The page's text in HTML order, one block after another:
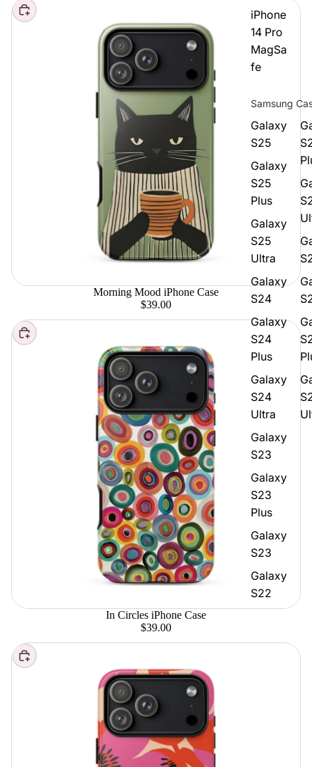
iPhone
14 Pro
MagSa
fe
Samsung
Galaxy
S25
Galaxy
S25
Plus
Galaxy
S25
Ultra
Galaxy
S24
Galaxy
S24
Plus
Galaxy
S24
Ultra
Galaxy
S23
Galaxy
S23
Plus
Galaxy
S23
Galaxy
S22
Elegir
Morning Mood iPhone Case
$39.00
Elegir
In Circles iPhone Case
$39.00
Elegir